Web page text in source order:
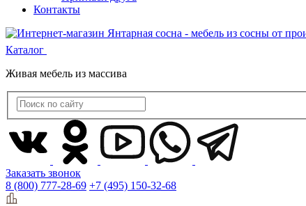
Контакты
Каталог
Живая мебель из массива
Заказать звонок
8 (800) 777-28-69 +7 (495) 150-32-68